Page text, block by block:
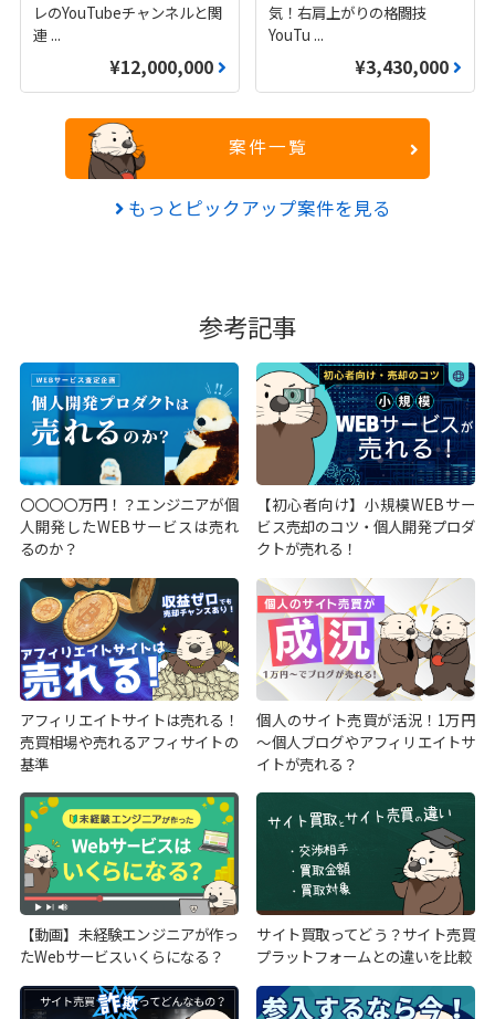
レのYouTubeチャンネルと関
連 ...
¥12,000,000
気！右肩上がりの格闘技
YouTu ...
¥3,430,000
案件一覧
もっとピックアップ案件を見る
参考記事
〇〇〇〇万円！？エンジニアが個
人開発したWEBサービスは売れ
るのか？
【初心者向け】小規模WEBサー
ビス売却のコツ・個人開発プロダ
クトが売れる！
アフィリエイトサイトは売れる！
売買相場や売れるアフィサイトの
基準
個人のサイト売買が活況！1万円
～個人ブログやアフィリエイトサ
イトが売れる？
【動画】未経験エンジニアが作っ
たWebサービスいくらになる？
サイト買取ってどう？サイト売買
プラットフォームとの違いを比較